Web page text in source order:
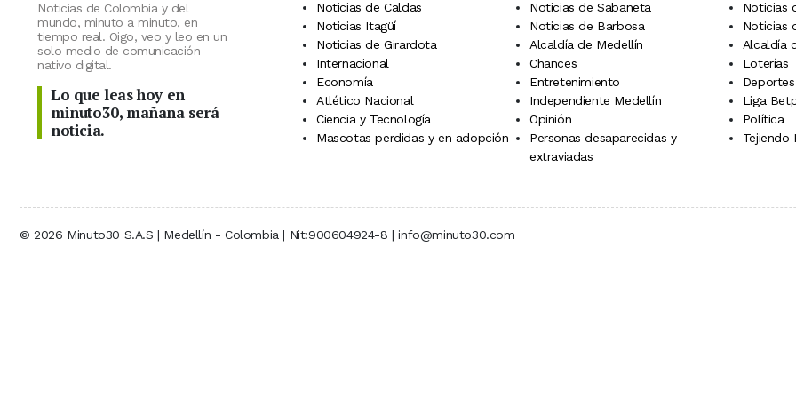
Noticias de Colombia y del
mundo, minuto a minuto, en
tiempo real. Oigo, veo y leo en un
solo medio de comunicación
nativo digital.
Lo que leas hoy en
minuto30, mañana será
noticia.
Noticias de Caldas
Noticias de Sabaneta
Noticias
Noticias Itagüí
Noticias de Barbosa
Noticias
Noticias de Girardota
Alcaldía de Medellín
Alcaldía
Internacional
Chances
Loterías
Economía
Entretenimiento
Deportes
Atlético Nacional
Independiente Medellín
Liga
Ciencia y Tecnología
Opinión
Política
Mascotas perdidas y en adopción
Personas desaparecidas y
extraviadas
Tejiendo
© 2026 Minuto30 S.A.S | Medellín - Colombia | Nit:900604924-8 | info@minuto30.com